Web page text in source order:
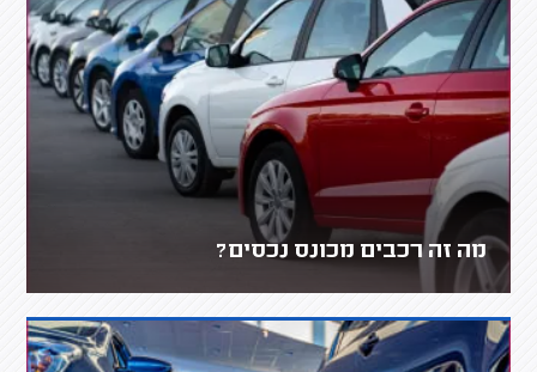
מה זה רכבים מכונס נכסים?